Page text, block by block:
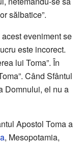
sălbatice”.
eveniment se
este incorect.
lui Toma”. În
Când Sfântul
Domnului, el nu a
Apostol Toma a
, Mesopotamia,